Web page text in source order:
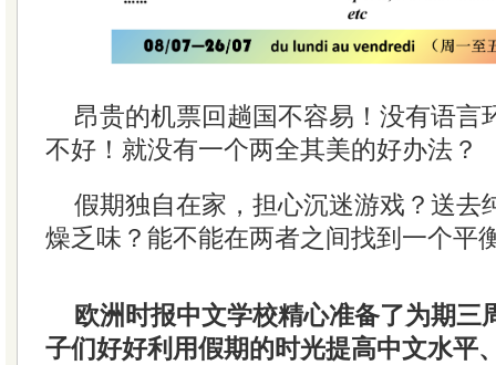
昂贵的机票回趟国不容易！没有语言
不好！就没有一个两全其美的好办法？
假期独自在家，担心沉迷游戏？送去
燥乏味？能不能在两者之间找到一个平
欧洲时报中文学校精心准备了为期三
子们好好利用假期的时光提高中文水平